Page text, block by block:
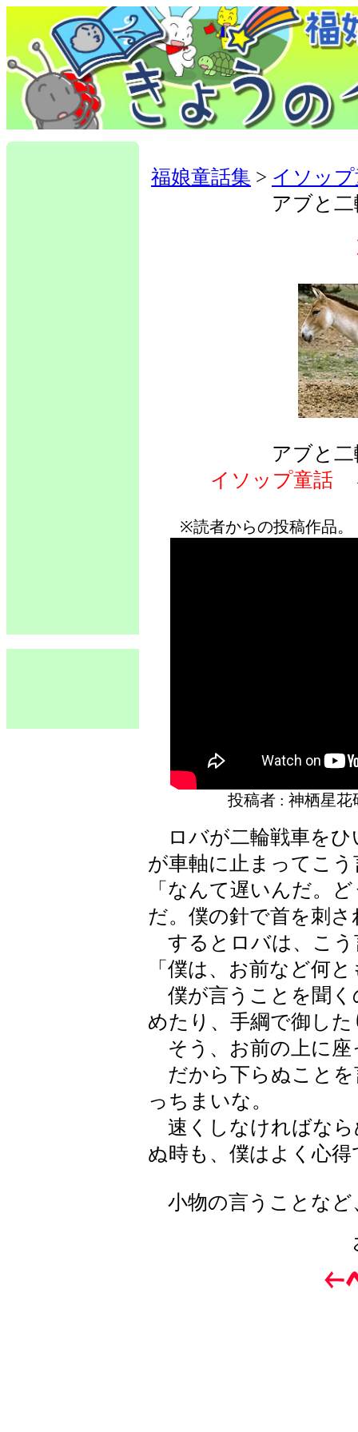
福娘童話集 > イソッ
アブと
アブと
イソップ童話
※読者からの投稿作品
投稿者 : 神栖星
ロバが二輪戦車をひ
が車軸に止まってこ
「なんて遅いんだ。
だ。僕の針で首を刺
するとロバは、こう
「僕は、お前など何
僕が言うことを聞く
めたり、手綱で御し
そう、お前の上に座
だから下らぬことを
っちまいな。
速くしなければなら
ぬ時も、僕はよく心
小物の言うことなど